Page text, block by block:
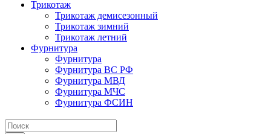
Трикотаж
Трикотаж демисезонный
Трикотаж зимний
Трикотаж летний
Фурнитура
Фурнитура
Фурнитура ВС РФ
Фурнитура МВД
Фурнитура МЧС
Фурнитура ФСИН